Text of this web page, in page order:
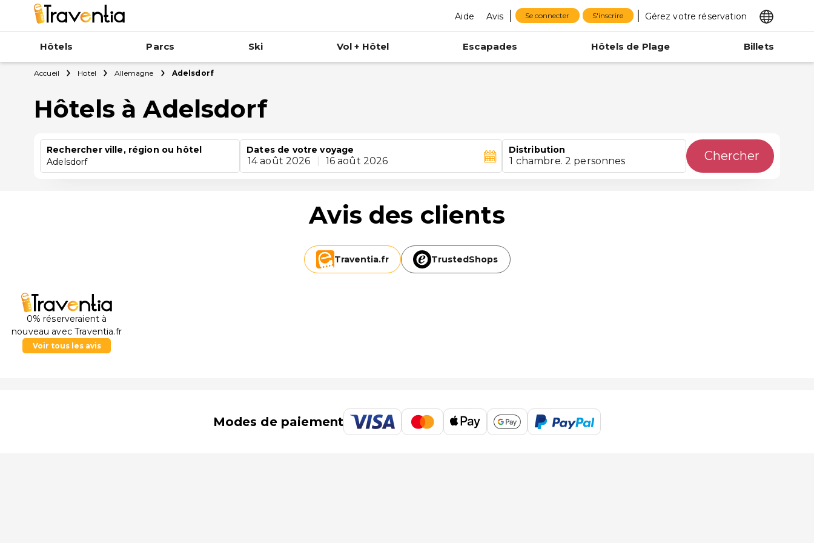
Aide Avis Se connecter S'inscrire Gérez votre réservation
Hôtels Parcs Ski Vol + Hôtel Escapades Hôtels de Plage Billets
Accueil Hotel Allemagne Adelsdorf
Hôtels à Adelsdorf
Rechercher ville, région ou hôtel
Adelsdorf
Dates de votre voyage
14 août 2026 16 août 2026
Distribution
1 chambre. 2 personnes Chercher
Avis des clients
Traventia.fr TrustedShops
0% réserveraient à
nouveau avec Traventia.fr
Voir tous les avis
Modes de paiement